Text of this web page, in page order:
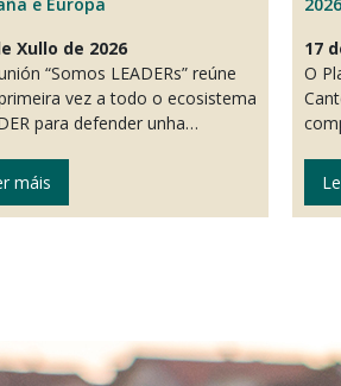
Xullo de 2026
“Somos LEADERs” reúne
vez a todo o ecosistema
para defender unha…
máis
17
O